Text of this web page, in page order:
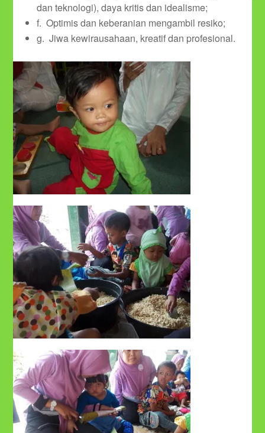
dan teknologi), daya kritis dan idealisme;
f. Optimis dan keberanian mengambil resiko;
g. Jiwa kewirausahaan, kreatif dan profesional.